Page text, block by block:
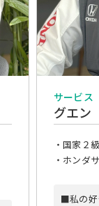
サービス
グエン
・国家２
・ホンダ
■私の好